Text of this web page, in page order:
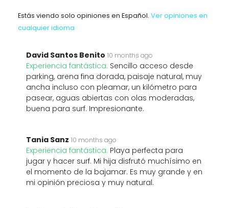
Estás viendo solo opiniones en Español. Ver opiniones en
cualquier idioma
David Santos Benito 10 months ago
Experiencia fantástica: Sencillo acceso desde
parking, arena fina dorada, paisaje natural, muy
ancha incluso con pleamar, un kilómetro para
pasear, aguas abiertas con olas moderadas,
buena para surf. Impresionante.
Tania Sanz 10 months ago
Experiencia fantástica: Playa perfecta para
jugar y hacer surf. Mi hija disfrutó muchísimo en
el momento de la bajamar. Es muy grande y en
mi opinión preciosa y muy natural.